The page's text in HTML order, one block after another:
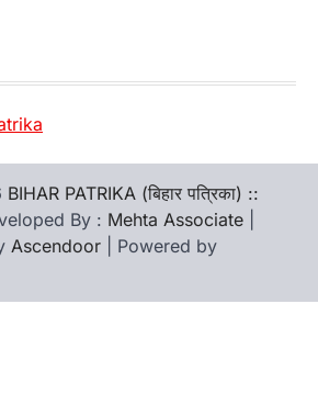
BIHAR PATRIKA (बिहार पत्रिका) ::
By : Mehta Associate
Ascendoor | Powered by